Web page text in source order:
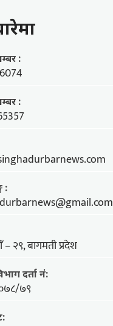
:
:
:
– २९, बागमती प्रदेश
दर्ता नं:
७९